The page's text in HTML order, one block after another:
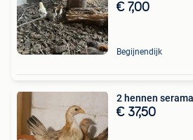
€ 7,00
Begijnendijk
2 hennen serama
€ 37,50